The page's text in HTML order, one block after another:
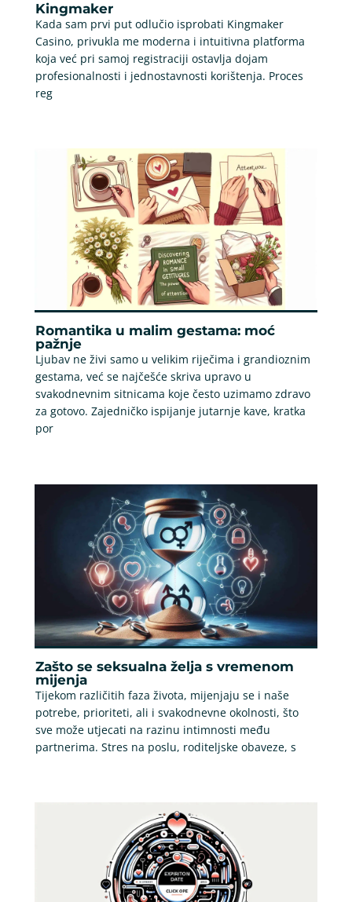
Kingmaker
Kada sam prvi put odlučio isprobati Kingmaker
Casino, privukla me moderna i intuitivna platforma
koja već pri samoj registraciji ostavlja dojam
profesionalnosti i jednostavnosti korištenja. Proces
reg
Romantika u malim gestama: moć
pažnje
Ljubav ne živi samo u velikim riječima i grandioznim
gestama, već se najčešće skriva upravo u
svakodnevnim sitnicama koje često uzimamo zdravo
za gotovo. Zajedničko ispijanje jutarnje kave, kratka
por
Zašto se seksualna želja s vremenom
mijenja
Tijekom različitih faza života, mijenjaju se i naše
potrebe, prioriteti, ali i svakodnevne okolnosti, što
sve može utjecati na razinu intimnosti među
partnerima. Stres na poslu, roditeljske obaveze, s